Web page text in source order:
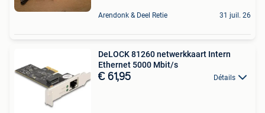
Arendonk & Deel Retie 31 juil. 26
DeLOCK 81260 netwerkkaart Intern
Ethernet 5000 Mbit/s
€ 61,95 Détails